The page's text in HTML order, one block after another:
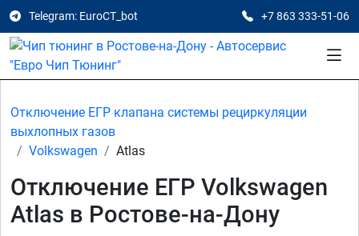
Telegram: EuroCT_bot +7 863 333-51-06
Отключение ЕГР клапана системы рециркуляции
выхлопных газов
Volkswagen
Atlas
Отключение ЕГР Volkswagen
Atlas в Ростове-на-Дону